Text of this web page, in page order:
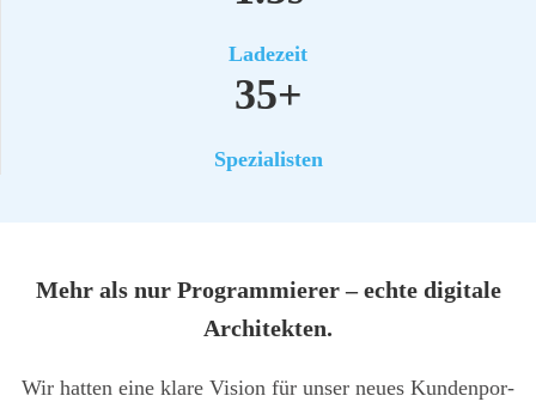
Lade­zeit
35+
Spe­zia­lis­ten
Mehr als nur Pro­gram­mie­rer – ech­te digi­ta­le
Archi­tek­ten.
Wir hat­ten eine kla­re Visi­on für unser neu­es Kun­den­por­